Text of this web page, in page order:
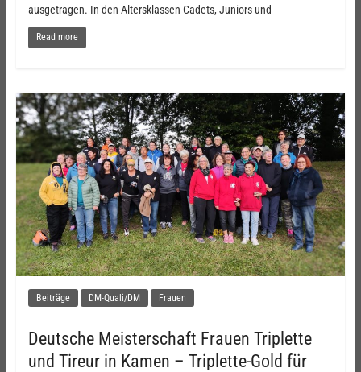
ausgetragen. In den Altersklassen Cadets, Juniors und
Read more
Beiträge DM-Quali/DM Frauen
Deutsche Meisterschaft Frauen Triplette
und Tireur in Kamen – Triplette-Gold für